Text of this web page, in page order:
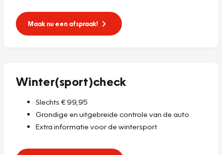
Maak nu een afspraak!
Winter(sport)check
Slechts € 99,95
Grondige en uitgebreide controle van de auto
Extra informatie voor de wintersport